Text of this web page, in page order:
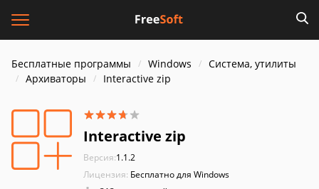
Бесплатные программы Windows
Система, утилиты
Архиваторы
Interactive zip
Interactive zip
Версия:1.1.2
Лицензия: Бесплатно для Windows